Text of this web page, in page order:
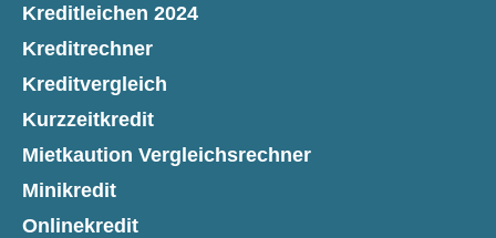
Kreditleichen 2024
Kreditrechner
Kreditvergleich
Kurzzeitkredit
Mietkaution Vergleichsrechner
Minikredit
Onlinekredit